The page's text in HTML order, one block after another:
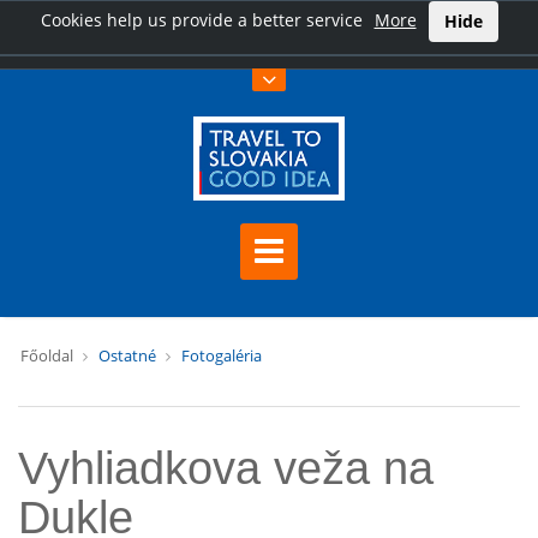
Cookies help us provide a better service More Hide
Főoldal Ostatné Fotogaléria
Vyhliadkova veža na
Dukle